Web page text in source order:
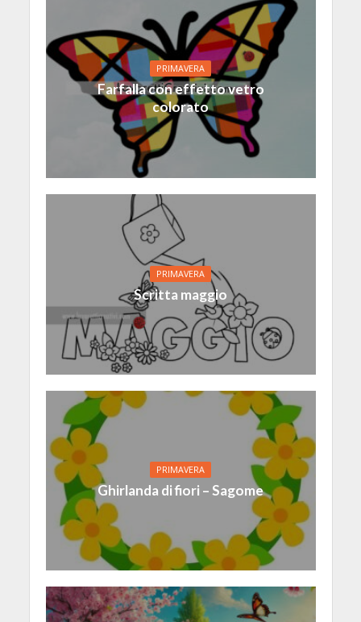
PRIMAVERA
Farfalla con effetto vetro
colorato
PRIMAVERA
Scritta maggio
PRIMAVERA
Ghirlanda di fiori – Sagome